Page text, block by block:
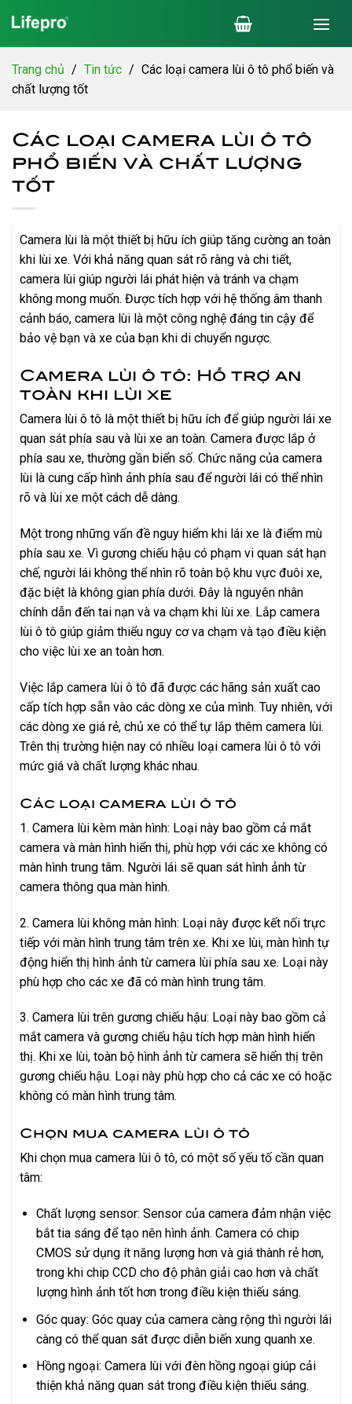
đến
nội
dungTrang chủ / Tin tức / Các loại camera lùi ô tô phổ biến và
chất lượng tốt
Các loại camera lùi ô tô
phổ biến và chất lượng
tốt
Camera lùi là một thiết bị hữu ích giúp tăng cường an toàn
khi lùi xe. Với khả năng quan sát rõ ràng và chi tiết,
camera lùi giúp người lái phát hiện và tránh va chạm
không mong muốn. Được tích hợp với hệ thống âm thanh
cảnh báo, camera lùi là một công nghệ đáng tin cậy để
bảo vệ bạn và xe của bạn khi di chuyển ngược.
Camera lùi ô tô: Hỗ trợ an
toàn khi lùi xe
Camera lùi ô tô là một thiết bị hữu ích để giúp người lái xe
quan sát phía sau và lùi xe an toàn. Camera được lắp ở
phía sau xe, thường gần biển số. Chức năng của camera
lùi là cung cấp hình ảnh phía sau để người lái có thể nhìn
rõ và lùi xe một cách dễ dàng.
Một trong những vấn đề nguy hiểm khi lái xe là điểm mù
phía sau xe. Vì gương chiếu hậu có phạm vi quan sát hạn
chế, người lái không thể nhìn rõ toàn bộ khu vực đuôi xe,
đặc biệt là không gian phía dưới. Đây là nguyên nhân
chính dẫn đến tai nạn và va chạm khi lùi xe. Lắp camera
lùi ô tô giúp giảm thiểu nguy cơ va chạm và tạo điều kiện
cho việc lùi xe an toàn hơn.
Việc lắp camera lùi ô tô đã được các hãng sản xuất cao
cấp tích hợp sẵn vào các dòng xe của mình. Tuy nhiên, với
các dòng xe giá rẻ, chủ xe có thể tự lắp thêm camera lùi.
Trên thị trường hiện nay có nhiều loại camera lùi ô tô với
mức giá và chất lượng khác nhau.
Các loại camera lùi ô tô
1. Camera lùi kèm màn hình: Loại này bao gồm cả mắt
camera và màn hình hiển thị, phù hợp với các xe không có
màn hình trung tâm. Người lái sẽ quan sát hình ảnh từ
camera thông qua màn hình.
2. Camera lùi không màn hình: Loại này được kết nối trực
tiếp với màn hình trung tâm trên xe. Khi xe lùi, màn hình tự
động hiển thị hình ảnh từ camera lùi phía sau xe. Loại này
phù hợp cho các xe đã có màn hình trung tâm.
3. Camera lùi trên gương chiếu hậu: Loại này bao gồm cả
mắt camera và gương chiếu hậu tích hợp màn hình hiển
thị. Khi xe lùi, toàn bộ hình ảnh từ camera sẽ hiển thị trên
gương chiếu hậu. Loại này phù hợp cho cả các xe có hoặc
không có màn hình trung tâm.
Chọn mua camera lùi ô tô
Khi chọn mua camera lùi ô tô, có một số yếu tố cần quan
tâm:
Chất lượng sensor: Sensor của camera đảm nhận việc
bắt tia sáng để tạo nên hình ảnh. Camera có chip
CMOS sử dụng ít năng lượng hơn và giá thành rẻ hơn,
trong khi chip CCD cho độ phân giải cao hơn và chất
lượng hình ảnh tốt hơn trong điều kiện thiếu sáng.
Góc quay: Góc quay của camera càng rộng thì người lái
càng có thể quan sát được diễn biến xung quanh xe.
Hồng ngoại: Camera lùi với đèn hồng ngoại giúp cải
thiện khả năng quan sát trong điều kiện thiếu sáng.